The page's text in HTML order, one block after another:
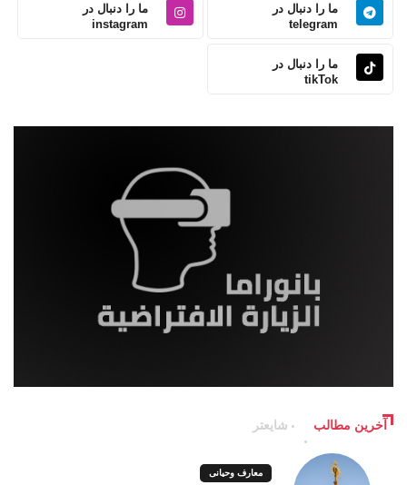
ما را دنبال در
telegram
ما را دنبال در
instagram
ما را دنبال در
tikTok
آخرین مطالب شایعتر
معارف وحیانی